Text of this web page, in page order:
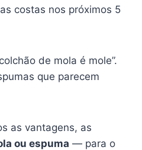
costas nos próximos 5
de mola é mole”.
que parecem
as vantagens, as
ou espuma — para o